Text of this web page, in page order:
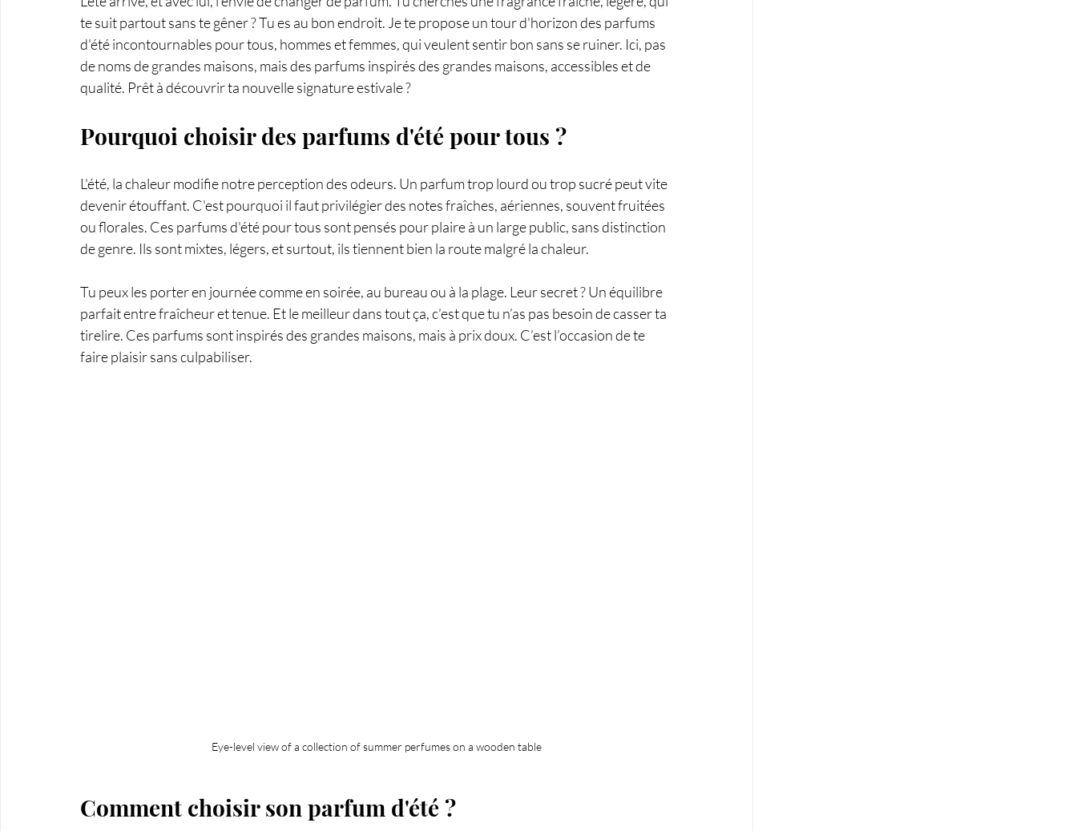
te suit partout sans te gêner ? Tu es au bon endroit. Je te propose un tour d'horizon des parfums
d'été incontournables pour tous, hommes et femmes, qui veulent sentir bon sans se ruiner. Ici, pas
de noms de grandes maisons, mais des parfums inspirés des grandes maisons, accessibles et de
qualité. Prêt à découvrir ta nouvelle signature estivale ?
Pourquoi choisir des parfums d'été pour tous ?
L'été, la chaleur modifie notre perception des odeurs. Un parfum trop lourd ou trop sucré peut vite
devenir étouffant. C'est pourquoi il faut privilégier des notes fraîches, aériennes, souvent fruitées
ou florales. Ces parfums d'été pour tous sont pensés pour plaire à un large public, sans distinction
de genre. Ils sont mixtes, légers, et surtout, ils tiennent bien la route malgré la chaleur.
Tu peux les porter en journée comme en soirée, au bureau ou à la plage. Leur secret ? Un équilibre
parfait entre fraîcheur et tenue. Et le meilleur dans tout ça, c’est que tu n’as pas besoin de casser ta
tirelire. Ces parfums sont inspirés des grandes maisons, mais à prix doux. C’est l’occasion de te
faire plaisir sans culpabiliser.
Eye-level view of a collection of summer perfumes on a wooden table
Comment choisir son parfum d'été ?